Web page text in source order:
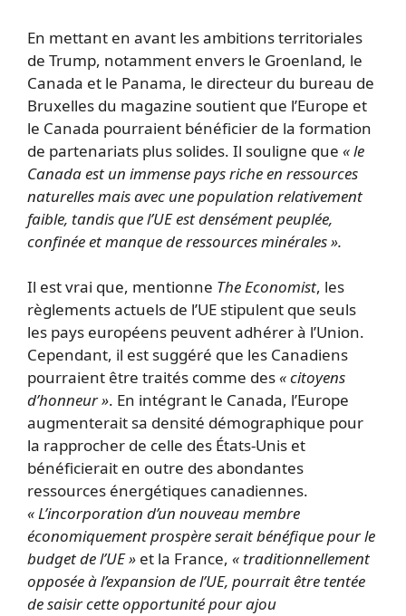
En mettant en avant les ambitions territoriales
de Trump, notamment envers le Groenland, le
Canada et le Panama, le directeur du bureau de
Bruxelles du magazine soutient que l’Europe et
le Canada pourraient bénéficier de la formation
de partenariats plus solides. Il souligne que « le
Canada est un immense pays riche en ressources
naturelles mais avec une population relativement
faible, tandis que l’UE est densément peuplée,
confinée et manque de ressources minérales ».
Il est vrai que, mentionne The Economist, les
règlements actuels de l’UE stipulent que seuls
les pays européens peuvent adhérer à l’Union.
Cependant, il est suggéré que les Canadiens
pourraient être traités comme des« citoyens
d’honneur ». En intégrant le Canada, l’Europe
augmenterait sa densité démographique pour
la rapprocher de celle des États-Unis et
bénéficierait en outre des abondantes
ressources énergétiques canadiennes.
« L’incorporation d’un nouveau membre
économiquement prospère serait bénéfique pour le
budget de l’UE » et la France, « traditionnellement
opposée à l’expansion de l’UE, pourrait être tentée
de saisir cette opportunité pour ajou